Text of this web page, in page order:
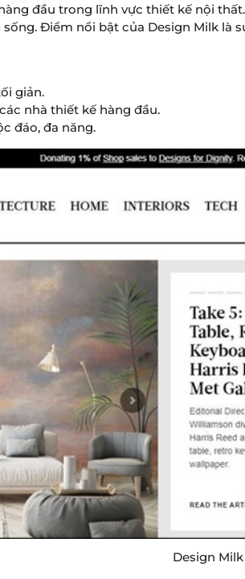
đầu trong lĩnh vực thiết kế nội
Điểm nổi bật của Design Milk là
giản.
nhà thiết kế hàng đầu.
đáo, đa năng.
Design Milk